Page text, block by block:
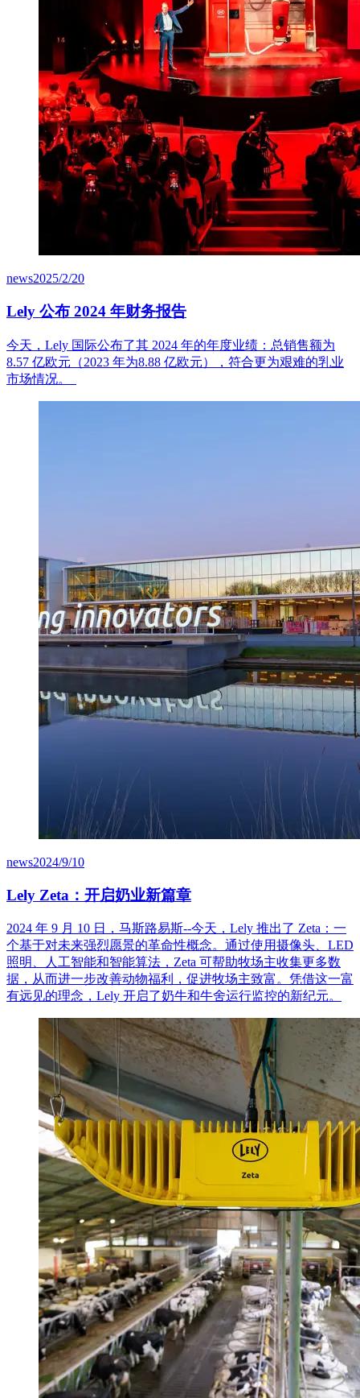
news2025/2/20
Lely 公布 2024 年财务报告
今天 ， Lely 国 际公布了其 2024 年的年度业绩 ： 总销售额为
8.57 亿欧元 （2023 年为8.88 亿欧元）， 符合更为艰难的乳业
市场情况。
news2024/9/10
Lely Zeta：开启奶业新篇章
2024 年 9 月 10 日，马斯路易斯--今天，Lely 推出了 Zeta：一
个基于对未来强烈愿景的革命性概念。通过使用摄像头、LED
照明、人工智能和智能算法，Zeta 可帮助牧场主收集更多数
据，从而进一步改善动物福利，促进牧场主致富。凭借这一富
有远见的理念，Lely 开启了奶牛和牛舍运行监控的新纪元。